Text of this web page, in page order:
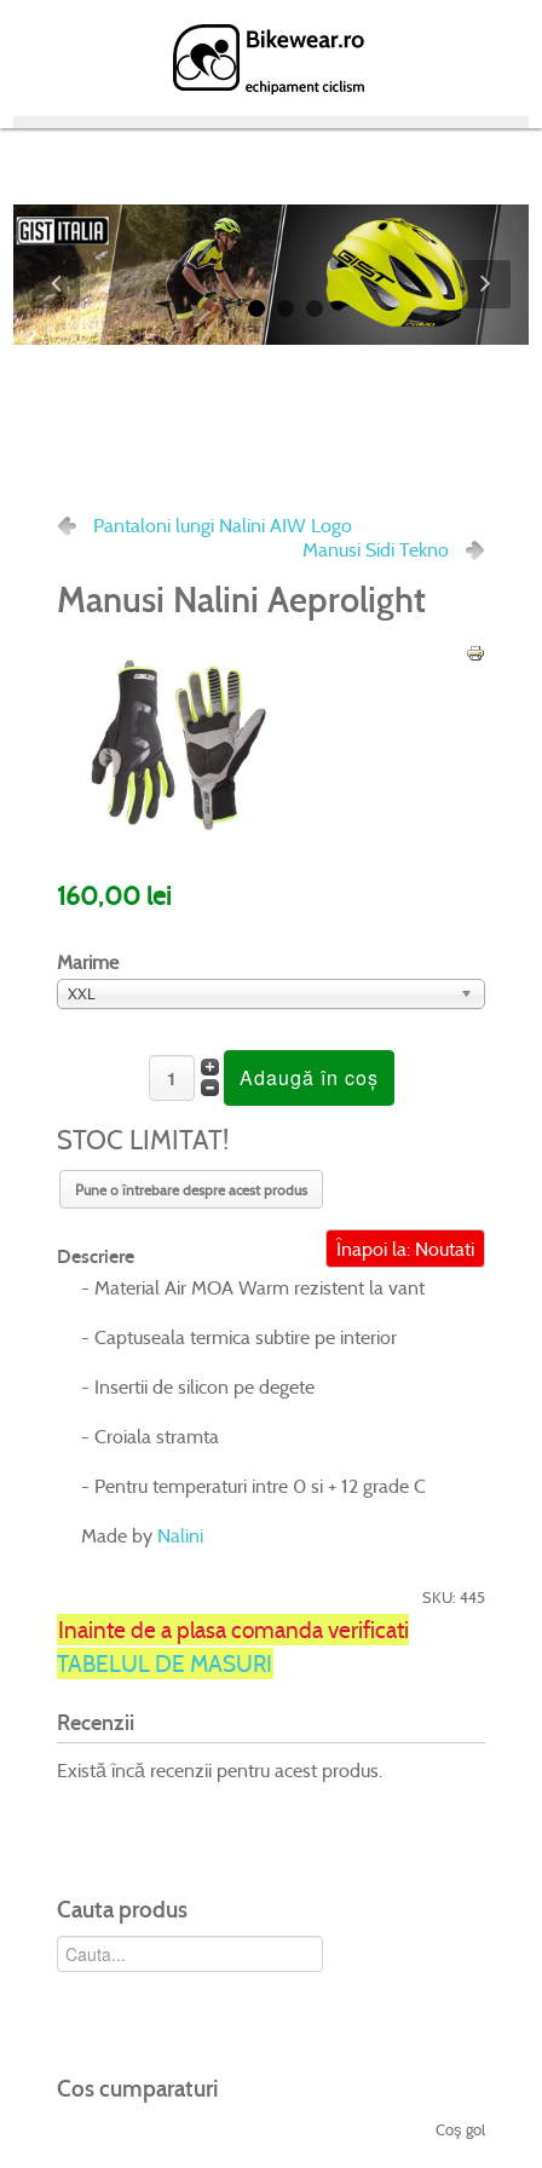
Pantaloni lungi Nalini AIW Logo
Manusi Sidi Tekno
Manusi Nalini Aeprolight
160,00 lei
Marime
XXL
STOC LIMITAT!
Pune o întrebare despre acest produs
Înapoi la: Noutati
Descriere
- Material Air MOA Warm rezistent la vant
- Captuseala termica subtire pe interior
- Insertii de silicon pe degete
- Croiala stramta
- Pentru temperaturi intre 0 si + 12 grade C
Made by Nalini
SKU: 445
Inainte de a plasa comanda verificati
TABELUL DE MASURI
Recenzii
Există încă recenzii pentru acest produs.
Cauta produs
Cos cumparaturi
Coş gol